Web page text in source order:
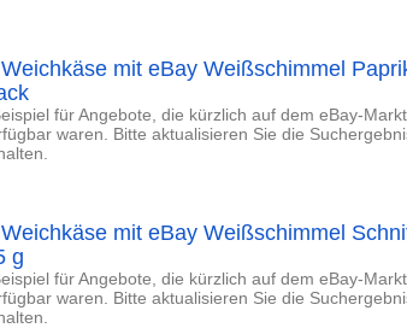
mit eBay Weißschimmel
für Angebote, die kürzlich auf dem eBay-
waren. Bitte aktualisieren Sie die
mit eBay Weißschimmel
g
für Angebote, die kürzlich auf dem eBay-
waren. Bitte aktualisieren Sie die